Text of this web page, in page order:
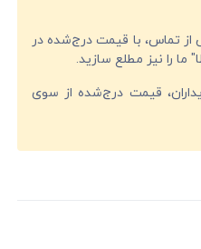
تماس، با قیمت درج‌شده در
ما را نیز مطلع سازید.
سوی خریداران، قیمت درج‌شده از سوی